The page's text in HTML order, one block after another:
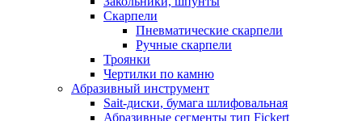
Скарпели
Пневматические скарпели
Ручные скарпели
Троянки
Чертилки по камню
Абразивный инструмент
Sait-диски, бумага шлифовальная
Абразивные сегменты тип Fickert